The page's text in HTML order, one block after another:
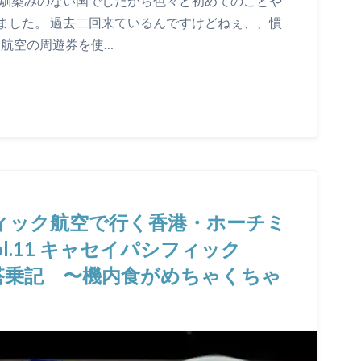
た。 過去二回来ているんですけどねぇ、、慣
空の周遊券を使…
ク航空で行く香港・ホーチミ
キャセイパシフィック
乗記 〜機内食がめちゃくちゃ